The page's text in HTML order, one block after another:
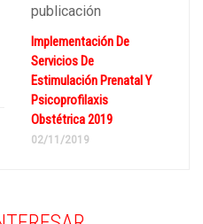
publicación
Implementación De
Servicios De
Estimulación Prenatal Y
Psicoprofilaxis
Obstétrica 2019
02/11/2019